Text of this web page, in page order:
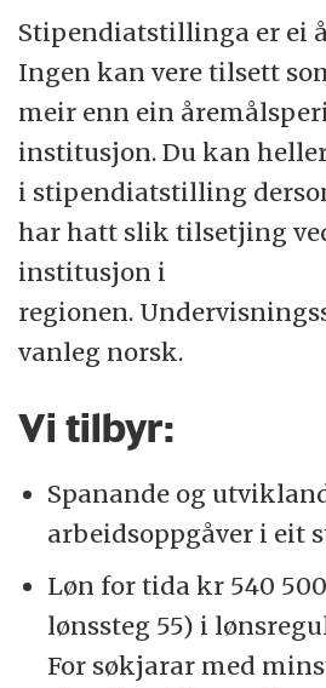
Stipendiatstillinga er ei
Ingen kan vere tilsett
meir enn ein
institusjon. Du kan
i stipendiatstilling
har hatt slik tilsetjing
institusjon i
regionen.
vanleg norsk.
Vi tilbyr:
Spanande og
arbeidsoppgåver i eit
Løn for tida kr 540 500
lønssteg 55) i
For søkjarar med